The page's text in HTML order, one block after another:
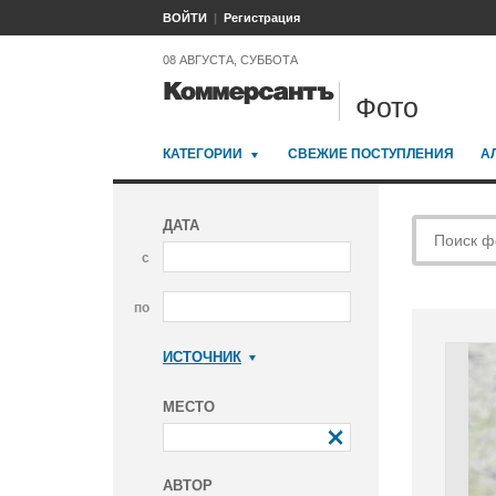
ВОЙТИ Регистрация
08 АВГУСТА, СУББОТА
Фото
КАТЕГОРИИ СВЕЖИЕ ПОСТУПЛЕНИЯ
ДАТА
с
по
ИСТОЧНИК
МЕСТО
АВТОР